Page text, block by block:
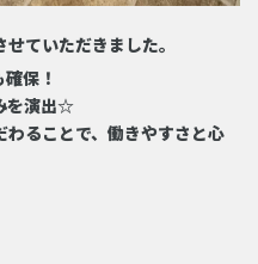
ていただきました。
保！
を演出☆
ることで、働きやすさと心